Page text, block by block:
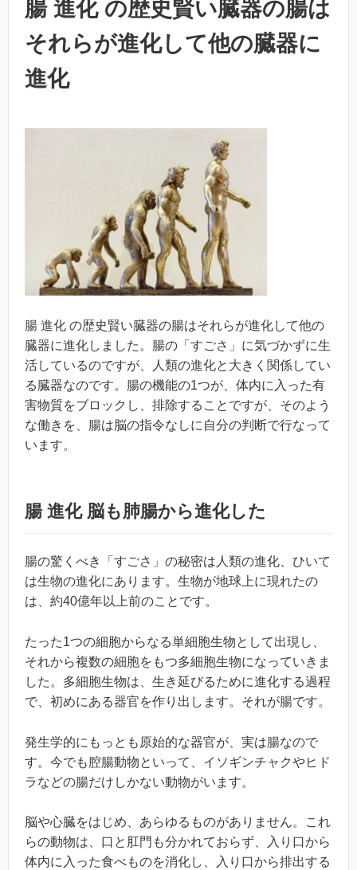
腸 進化 の歴史賢い臓器の腸は
それらが進化して他の臓器に
進化
腸 進化 の歴史賢い臓器の腸はそれらが進化して他の
臓器に進化しました。腸の「すごさ」に気づかずに生
活しているのですが、人類の進化と大きく関係してい
る臓器なのです。腸の機能の1つが、体内に入った有
害物質をブロックし、排除することですが、そのよう
な働きを、腸は脳の指令なしに自分の判断で行なって
います。
腸 進化 脳も肺腸から進化した
腸の驚くべき「すごさ」の秘密は人類の進化、ひいて
は生物の進化にあります。生物が地球上に現れたの
は、約40億年以上前のことです。
たった1つの細胞からなる単細胞生物として出現し、
それから複数の細胞をもつ多細胞生物になっていきま
した。多細胞生物は、生き延びるために進化する過程
で、初めにある器官を作り出します。それが腸です。
発生学的にもっとも原始的な器官が、実は腸なので
す。今でも腔腸動物といって、イソギンチャクやヒド
ラなどの腸だけしかない動物がいます。
脳や心臓をはじめ、あらゆるものがありません。これ
らの動物は、口と肛門も分かれておらず、入り口から
体内に入った食べものを消化し、入り口から排出する